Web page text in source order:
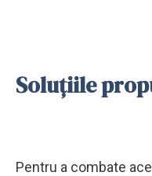
Soluțiile
Pentru a combate